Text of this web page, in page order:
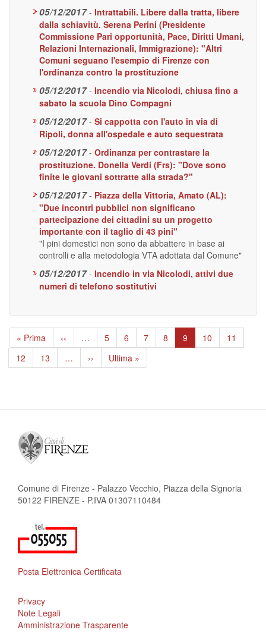
05/12/2017 - Intrattabili. Libere dalla tratta, libere
dalla schiavitù. Serena Perini (Presidente
Commissione Pari opportunità, Pace, Diritti Umani,
Relazioni Internazionali, Immigrazione): "Altri
Comuni seguano l'esempio di Firenze con
l'ordinanza contro la prostituzione
05/12/2017 - Incendio via Nicolodi, chiusa fino a
sabato la scuola Dino Compagni
05/12/2017 - Si cappotta con l'auto in via di
Ripoli, donna all'ospedale e auto sequestrata
05/12/2017 - Ordinanza per contrastare la
prostituzione. Donella Verdi (Frs): "Dove sono
finite le giovani sottratte alla strada?"
05/12/2017 - Piazza della Vittoria, Amato (AL):
"Due incontri pubblici non significano
partecipazione dei cittadini su un progetto
importante con il taglio di 43 pini"
"I pini domestici non sono da abbattere in base ai
controlli e alla metodologia VTA adottata dal Comune"
05/12/2017 - Incendio in via Nicolodi, attivi due
numeri di telefono sostitutivi
Paginazione
Prima
pagina
« Prima
Pagina
precedente
‹‹ … Page
5 Page
6 Page
7 Page
8
Pagina
attuale
9 Page
10 Page
11
Page
12 Page
13 …
Pagina
successiva
››
Ultima
pagina
Ultima »
Comune di Firenze - Palazzo Vecchio, Piazza della Signoria
50122 FIRENZE - P.IVA 01307110484
Posta Elettronica Certificata
Privacy
Note Legali
Amministrazione Trasparente